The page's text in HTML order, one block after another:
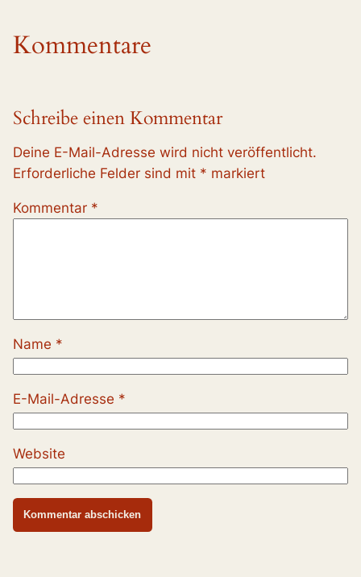
Kommentare
Schreibe einen Kommentar
Deine E-Mail-Adresse wird nicht veröffentlicht.
Erforderliche Felder sind mit * markiert
Kommentar *
Name *
E-Mail-Adresse *
Website